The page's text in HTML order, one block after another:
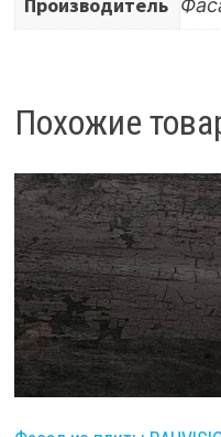
Производитель
Похожие